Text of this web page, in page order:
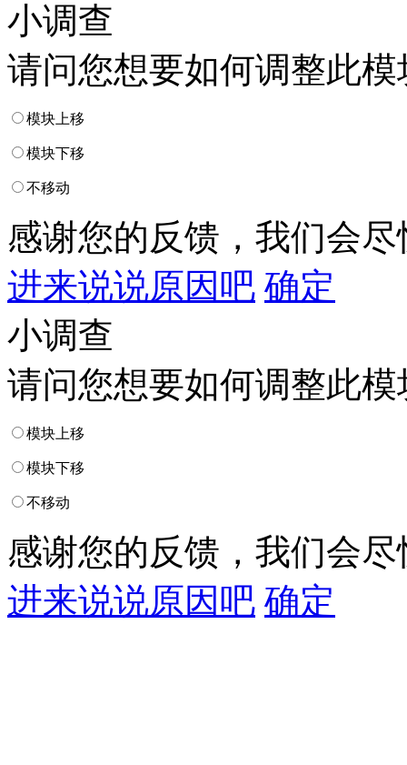
小调查
请问您想要如何调整此模
模块上移
模块下移
不移动
感谢您的反馈，我们会
进来说说原因吧 确定
小调查
请问您想要如何调整此模
模块上移
模块下移
不移动
感谢您的反馈，我们会
进来说说原因吧 确定